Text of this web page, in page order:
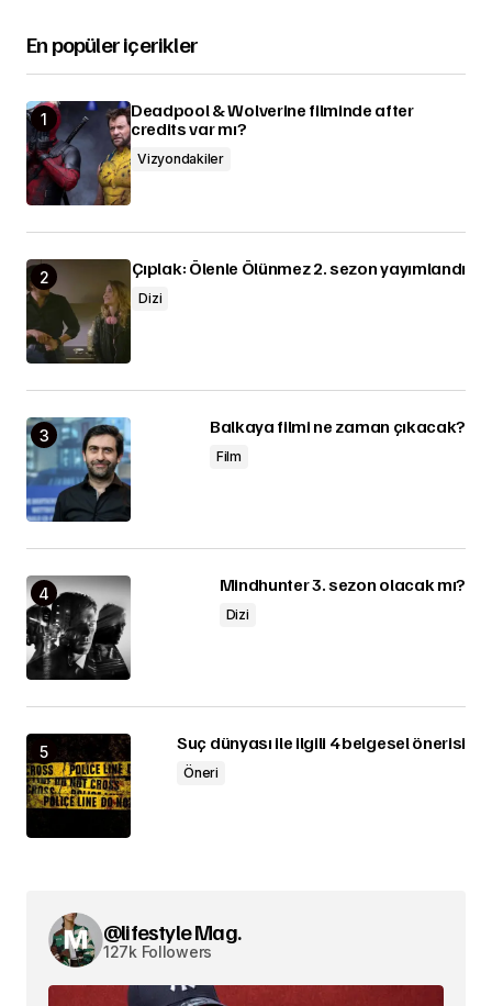
En popüler içerikler
Deadpool & Wolverine filminde after
credits var mı?
Vizyondakiler
Çıplak: Ölenle Ölünmez 2. sezon yayımlandı
Dizi
Balkaya filmi ne zaman çıkacak?
Film
Mindhunter 3. sezon olacak mı?
Dizi
Suç dünyası ile ilgili 4 belgesel önerisi
Öneri
@lifestyle Mag.
127k Followers